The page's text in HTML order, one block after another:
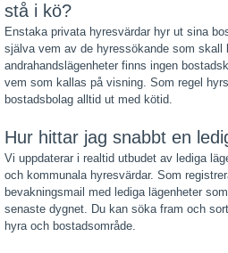
stå i kö?
Enstaka privata hyresvärdar hyr ut sina
själva vem av de hyressökande som skall
andrahandslägenheter finns ingen
vem som kallas på visning. Som regel
bostadsbolag alltid ut med kötid.
Hur hittar jag snabbt en
Vi uppdaterar i realtid utbudet av lediga
och kommunala hyresvärdar. Som
bevakningsmail med lediga lägenheter
senaste dygnet. Du kan söka fram och
hyra och bostadsområde.